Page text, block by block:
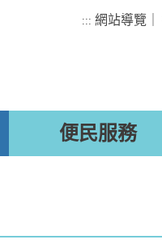
::: 網站導覽
便民服務